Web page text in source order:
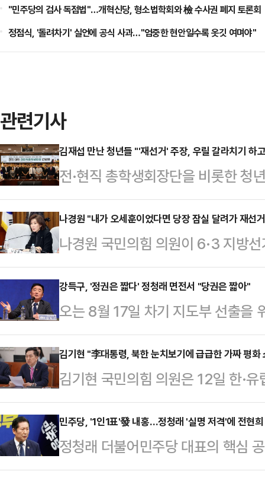
"민주당의 검사 독점법"…개혁신당, 형소법학회와 檢 수사권 폐지 토론회
정점식, '돌려차기' 실언에 공식 사과…"엄중한 현안일수록 옷깃 여며야"
관련기사
김재섭 만난 청년들 "'재선거' 주장, 우릴 갈라치기 하
전·현직 총학생회장단을 비롯한 청
으로 비화하는 것에 대해 우려의 목
거' 논쟁이 청년 세대의 분열을 조
민의힘 의원은 12일 오전 국회에서
련 전국 대학 전현직총학생회장 간
개 대학의 전·현직 총학생회장과
회는 김채수 전 숭실대 총학생회장
△투표용지 부족…
나경원 "내가 오세훈이었다면 당장 잠실 달려가 재선
나경원 국민의힘 의원이 6·3 지방
(오세훈) 서울시장 당선자였다면
거를 선언할 것 같다"고 말했다.나
어 "부실과 부정이 계속 드러나고
구는 반드시 재선거해야 한다"고
투표용지가 품절돼 수많은 유권자
단됐다"며 "전북과 경기 교육감 선
복 입력해 10…
강득구, '정권은 짧다' 정청래 면전서 "당권은 짧아"
오는 8월 17일 차기 지도부 선출을
고위원회의에서 계파 간 충돌이 이
광주 서구 김대중컨벤션센터에서
은 영원하지만 당권은 짧다"고 말
민은 영원하고 정권은 짧다"는 정
은 "6·3 지방선거 이후 당을 걱정
받아들여선 안 된다"며 "끝까지 듣
덧붙였다.황명선 …
김기현 "李대통령, 북한 눈치보기에 급급한 가짜 평화
김기현 국민의힘 의원은 12일 한·
'북한 규탄' 문구가 이재명 대통령
전면 삭제된 것과 관련해 "이 대통
를 당장 중단하고 국민의 생명을 지
주시기 바란다"고 강력히 촉구했다
민주당, '1인1표'發 내홍…정청래 '실명 저격'에 전현
정청래 더불어민주당 대표의 핵심
화되고 있다. 정청래 대표와 당권파